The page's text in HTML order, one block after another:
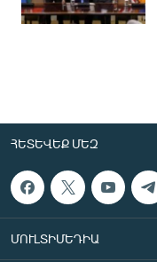
ՀԵՏԵՎԵՔ ՄԵԶ
ՄՈՒԼՏԻՄԵԴԻԱ